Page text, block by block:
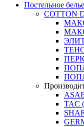
Постельное белье
COTTON
TAC